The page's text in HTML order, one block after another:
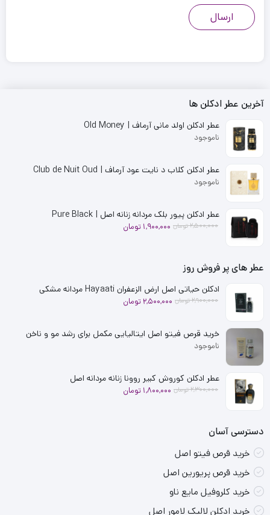
آخرین عطر ادکلن ها
عطر ادکلن اولد مانی آرماف | Old Money
ناموجود
عطر ادکلن کلاب د نایت عود آرماف | Club de Nuit Oud
ناموجود
عطر ادکلن پیور بلک مردانه زنانه اصل | Pure Black
2,500,000تومان
قیمت
بود.
1,900,000 تومان
قیمت
است.
عطر های پر فروش روز
ادکلن حیاتی اصل ارض الزعفران Hayaati مردانه مشکی
2,900,000تومان
قیمت
2,900,000 تومان
بود.
2,500,000 تومان
قیمت
2,500,000 تومان
است.
خرید قرص فیتو اصل ایتالیایی مکمل برای رشد مو و ناخن
ناموجود
عطر ادکلن کوروش کبیر روونا زنانه مردانه اصل
2,300,000تومان
قیمت
بود.
1,800,000 تومان
قیمت
است.
دسترسی آسان
خرید قرص فیتو اصل
خرید قرص پریورین اصل
خرید کلروفیل مایع ناو
خرید ادکلن لالیک لامور اصل